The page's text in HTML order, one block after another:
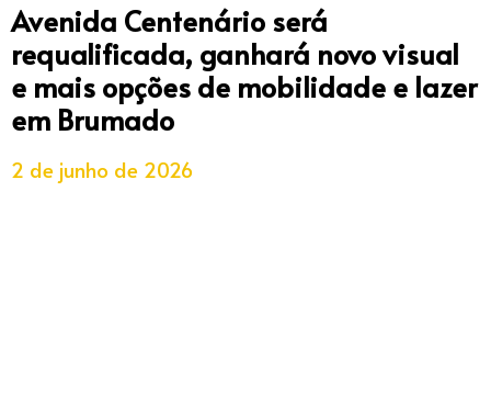
Avenida Centenário será
requalificada, ganhará novo visual
e mais opções de mobilidade e lazer
em Brumado
2 de junho de 2026